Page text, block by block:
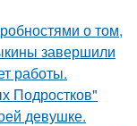
о том,
завершили
работы.
Подростков"
девушке.